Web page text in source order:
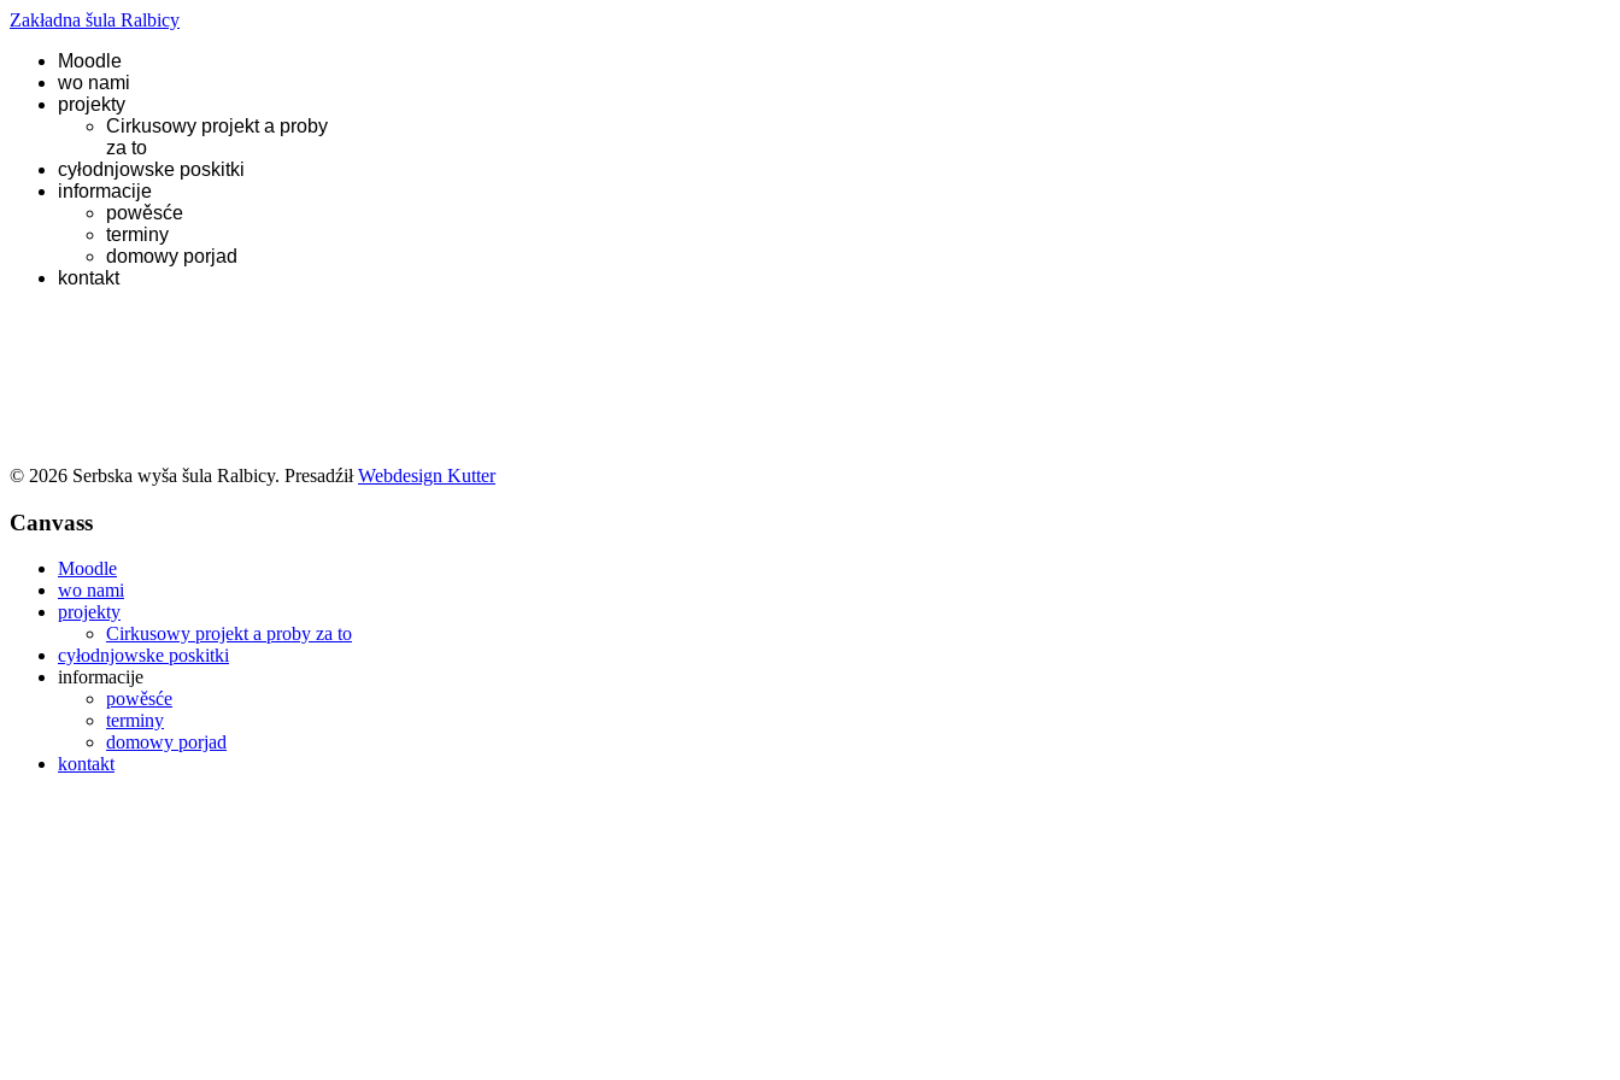
Zakładna šula Ralbicy
Moodle
wo nami
projekty
Cirkusowy projekt a proby
za to
cyłodnjowske poskitki
informacije
powěsće
terminy
domowy porjad
kontakt
© 2026 Serbska wyša šula Ralbicy. PresadźiłWebdesign Kutter
Canvass
Moodle
wo nami
projekty
Cirkusowy projekt a proby za to
cyłodnjowske poskitki
informacije
powěsće
terminy
domowy porjad
kontakt